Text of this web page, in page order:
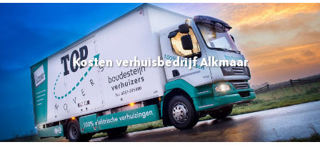
Kosten verhuisbedrijf Alkmaar